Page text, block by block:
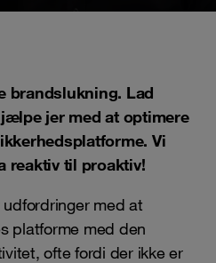
brandslukning. Lad
jer med at optimere
Vi
reaktiv til proaktiv!
med at
platforme med den
ofte fordi der ikke er